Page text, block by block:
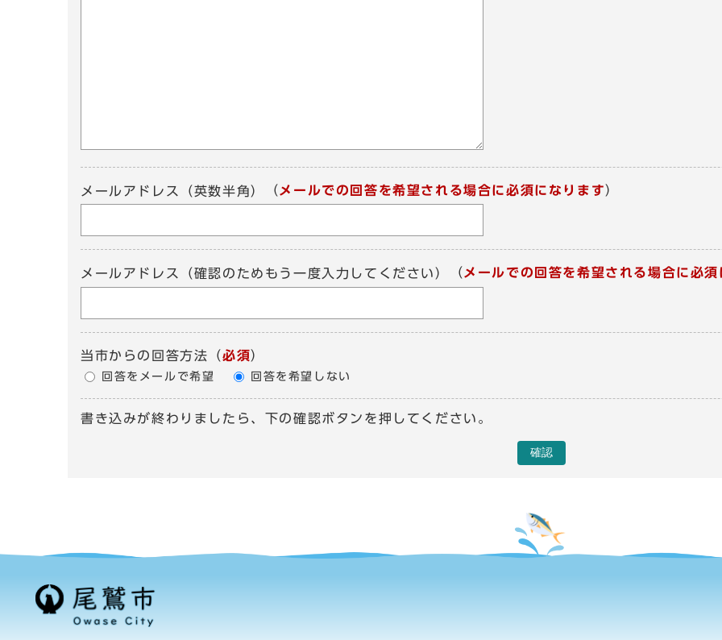
メールアドレス（英数半角） （ メールでの回答を希望される場合に必須になります）
メールアドレス（確認のためもう一度入力してください） （メールでの回答を希望される場合に必須
当市からの回答方法 （必須）
回答をメールで希望 回答を希望しない
書き込みが終わりましたら、下の確認ボタンを押してください。
確認